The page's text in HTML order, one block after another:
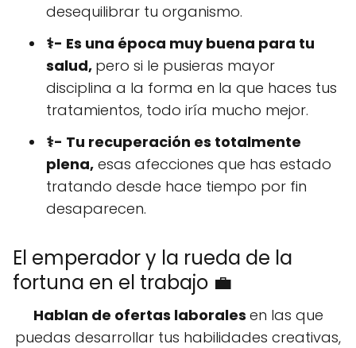
desequilibrar tu organismo.
⚕️- Es una época muy buena para tu
salud, pero si le pusieras mayor
disciplina a la forma en la que haces tus
tratamientos, todo iría mucho mejor.
⚕️- Tu recuperación es totalmente
plena, esas afecciones que has estado
tratando desde hace tiempo por fin
desaparecen.
El emperador y la rueda de la
fortuna en el trabajo 💼
Hablan de ofertas laborales en las que
puedas desarrollar tus habilidades creativas,